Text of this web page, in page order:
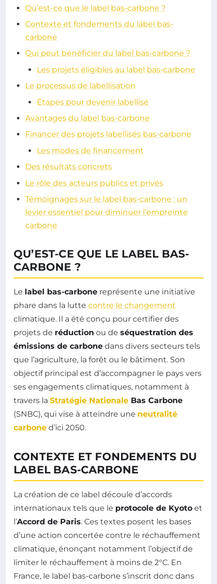
Qu’est-ce que le label bas-carbone ?
Contexte et fondements du label bas-
carbone
Qui peut bénéficier du label bas-carbone ?
Les projets éligibles au label bas-carbone
Le processus de labellisation
Étapes pour devenir labellisé
Avantages du label bas-carbone
Financer des projets labellisés bas-carbone
Les modes de financement
Des résultats concrets
Le rôle des acteurs publics et privés
Témoignages sur le label bas-carbone : un
levier essentiel pour diminuer l’empreinte
carbone
QU’EST-CE QUE LE LABEL BAS-
CARBONE ?
Le label bas-carbone représente une initiative
phare dans la lutte contre le changement
climatique. Il a été conçu pour certifier des
projets de réduction ou de séquestration des
émissions de carbone dans divers secteurs tels
que l’agriculture, la forêt ou le bâtiment. Son
objectif principal est d’accompagner le pays vers
ses engagements climatiques, notamment à
travers la Stratégie Nationale Bas Carbone
(SNBC), qui vise à atteindre une neutralité
carbone d’ici 2050.
CONTEXTE ET FONDEMENTS DU
LABEL BAS-CARBONE
La création de ce label découle d’accords
internationaux tels que le protocole de Kyoto et
l’Accord de Paris. Ces textes posent les bases
d’une action concertée contre le réchauffement
climatique, énonçant notamment l’objectif de
limiter le réchauffement à moins de 2°C. En
France, le label bas-carbone s’inscrit donc dans